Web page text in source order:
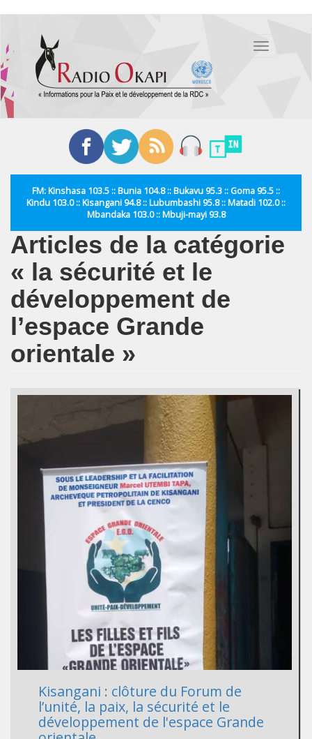
contenu
principal
Toggle
FM: Kinshasa 103.5 :: Bunia 104.8 :: Bukavu 95.3 :: Goma 95.5 ::
Kindu 103.0 :: Kisangani 94.8 :: Lubumbashi 95.8 :: Matadi 102.0 ::
Mbandaka 103.0 :: Mbuji-mayi 93.8
Articles de la catégorie
« la sécurité et le
développement de
l’espace Grande
orientale »
Kisangani : clôture du Forum de
l’unité, la paix, la sécurité et le
développement de l'espace Grande